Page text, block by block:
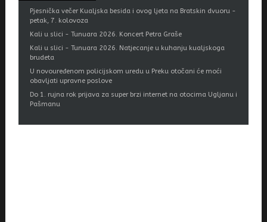
Pjesnička večer Kualjska besida i ovog ljeta na Bratskin dvuoru -
petak, 7. kolovoza
Kali u slici - Tunuara 2026. Koncert Petra Graše
Kali u slici - Tunuara 2026. Natjecanje u kuhanju kualjskoga
brudeta
U novouređenom policijskom uredu u Preku otočani će moći
obavljati upravne poslove
Do 1. rujna rok prijava za super brzi internet na otocima Ugljanu i
Pašmanu